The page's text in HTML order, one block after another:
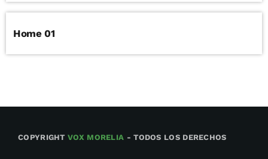
Home 01
COPYRIGHTVOX MORELIA - TODOS LOS DERECHOS